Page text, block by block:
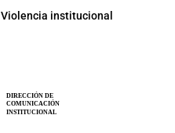
Violencia institucional
DIRECCIÓN DE
COMUNICACIÓN
INSTITUCIONAL